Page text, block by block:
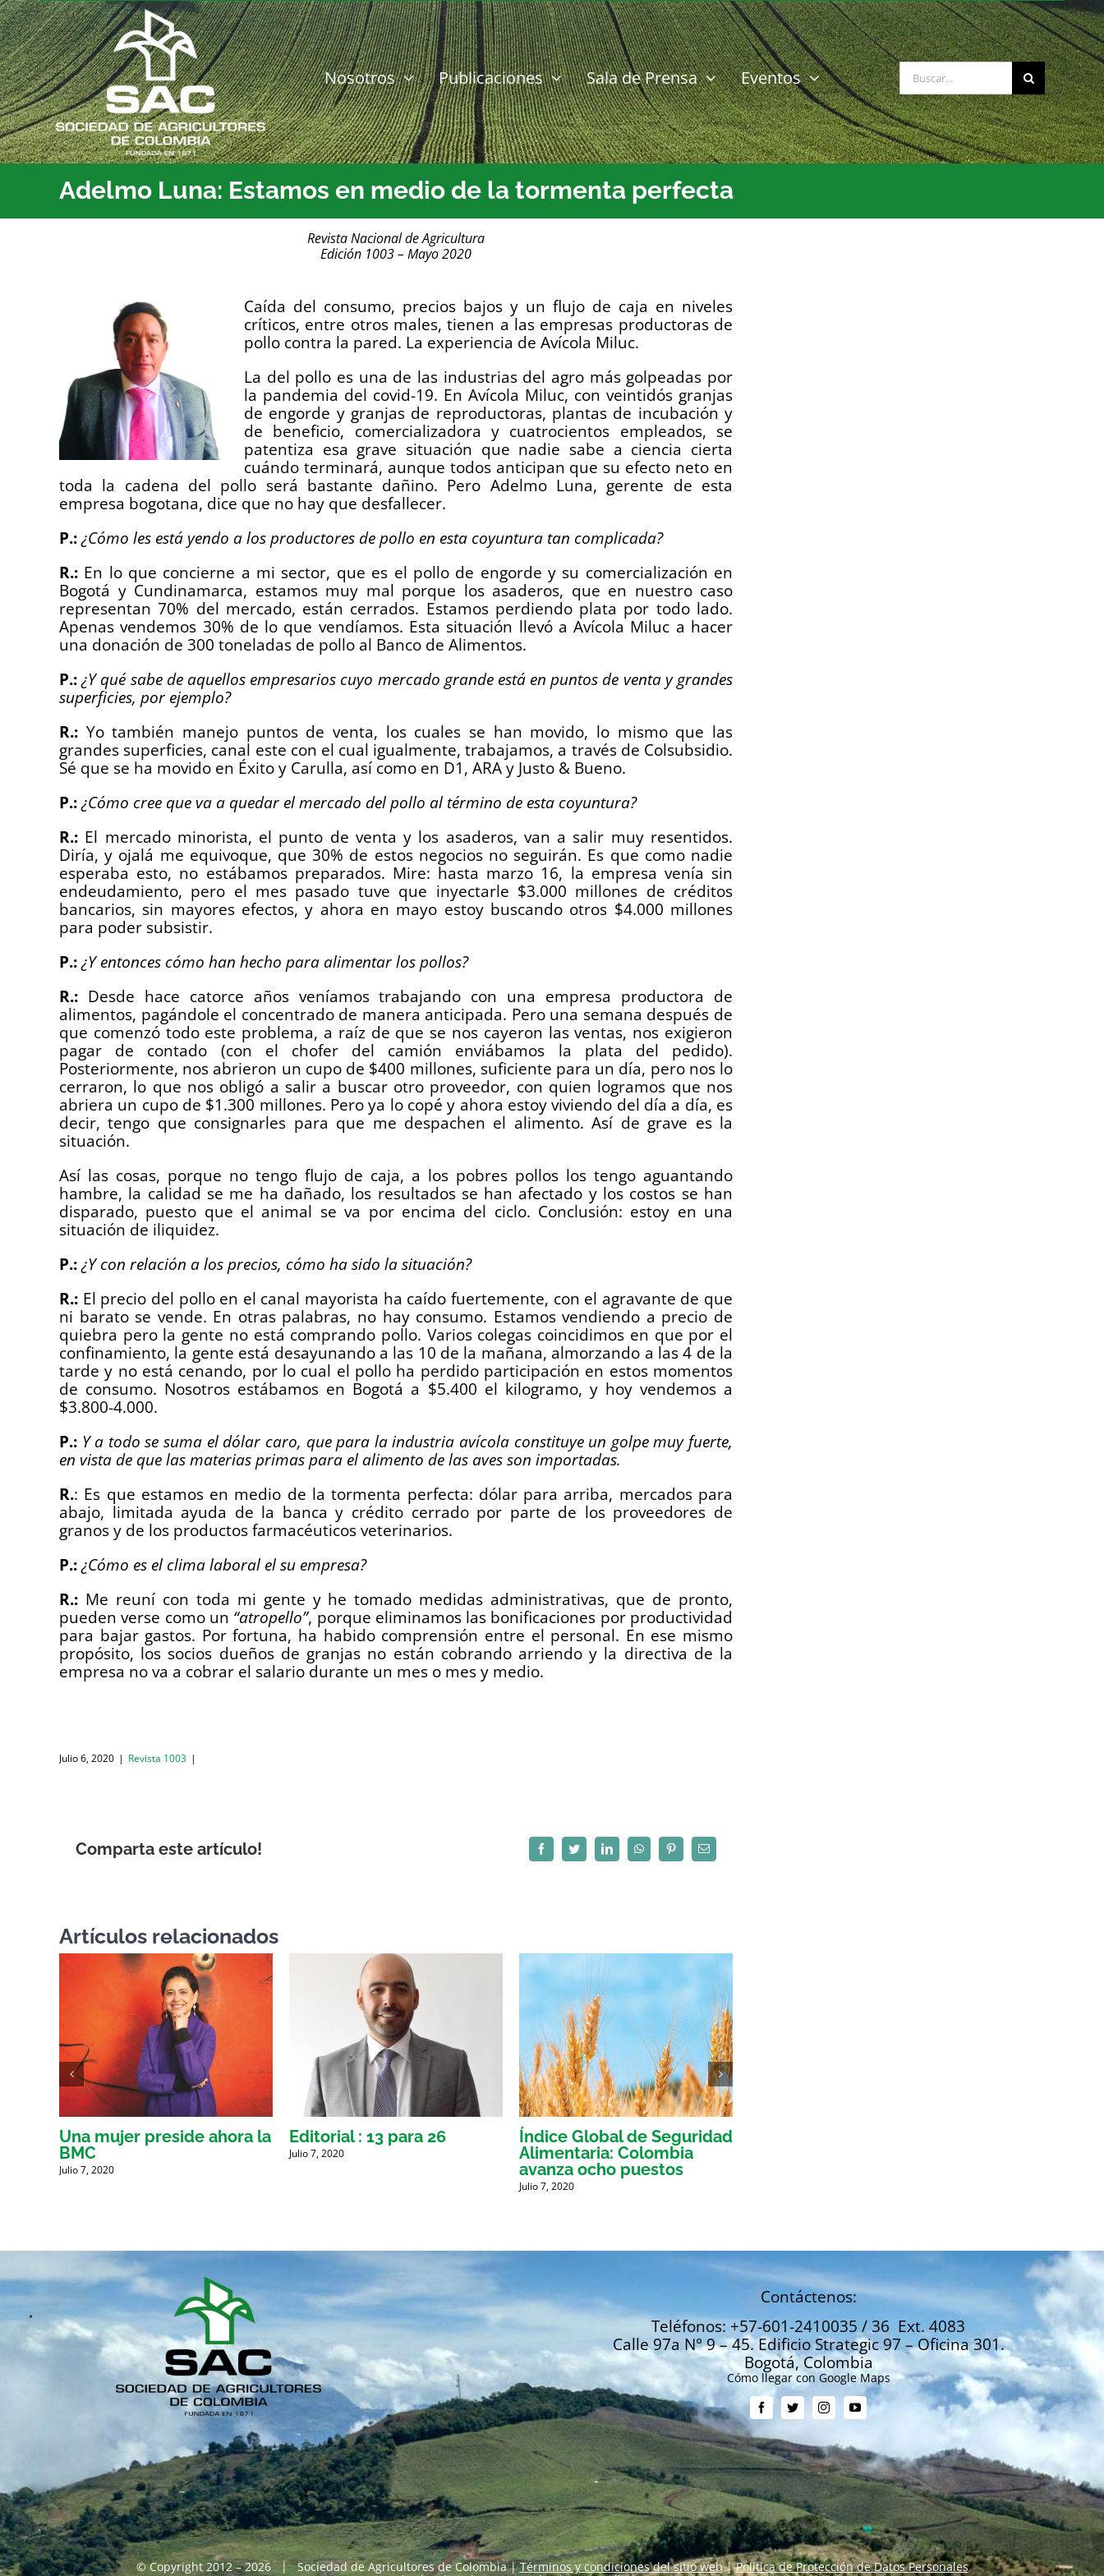
Saltar
al
contenido
Nosotros Publicaciones Sala de Prensa Eventos Buscar:
Adelmo Luna: Estamos en medio de la tormenta perfecta
Revista Nacional de Agricultura
Edición 1003 – Mayo 2020
Caída del consumo, precios bajos y un flujo de caja en niveles
críticos, entre otros males, tienen a las empresas productoras de
pollo contra la pared. La experiencia de Avícola Miluc.
La del pollo es una de las industrias del agro más golpeadas por
la pandemia del covid-19. En Avícola Miluc, con veintidós granjas
de engorde y granjas de reproductoras, plantas de incubación y
de beneficio, comercializadora y cuatrocientos empleados, se
patentiza esa grave situación que nadie sabe a ciencia cierta
cuándo terminará, aunque todos anticipan que su efecto neto en
toda la cadena del pollo será bastante dañino. Pero Adelmo Luna, gerente de esta
empresa bogotana, dice que no hay que desfallecer.
P.: ¿Cómo les está yendo a los productores de pollo en esta coyuntura tan complicada?
R.: En lo que concierne a mi sector, que es el pollo de engorde y su comercialización en
Bogotá y Cundinamarca, estamos muy mal porque los asaderos, que en nuestro caso
representan 70% del mercado, están cerrados. Estamos perdiendo plata por todo lado.
Apenas vendemos 30% de lo que vendíamos. Esta situación llevó a Avícola Miluc a hacer
una donación de 300 toneladas de pollo al Banco de Alimentos.
P.:¿Y qué sabe de aquellos empresarios cuyo mercado grande está en puntos de venta y grandes
superficies, por ejemplo?
R.: Yo también manejo puntos de venta, los cuales se han movido, lo mismo que las
grandes superficies, canal este con el cual igualmente, trabajamos, a través de Colsubsidio.
Sé que se ha movido en Éxito y Carulla, así como en D1, ARA y Justo & Bueno.
P.: ¿Cómo cree que va a quedar el mercado del pollo al término de esta coyuntura?
R.: El mercado minorista, el punto de venta y los asaderos, van a salir muy resentidos.
Diría, y ojalá me equivoque, que 30% de estos negocios no seguirán. Es que como nadie
esperaba esto, no estábamos preparados. Mire: hasta marzo 16, la empresa venía sin
endeudamiento, pero el mes pasado tuve que inyectarle $3.000 millones de créditos
bancarios, sin mayores efectos, y ahora en mayo estoy buscando otros $4.000 millones
para poder subsistir.
P.: ¿Y entonces cómo han hecho para alimentar los pollos?
R.: Desde hace catorce años veníamos trabajando con una empresa productora de
alimentos, pagándole el concentrado de manera anticipada. Pero una semana después de
que comenzó todo este problema, a raíz de que se nos cayeron las ventas, nos exigieron
pagar de contado (con el chofer del camión enviábamos la plata del pedido).
Posteriormente, nos abrieron un cupo de $400 millones, suficiente para un día, pero nos lo
cerraron, lo que nos obligó a salir a buscar otro proveedor, con quien logramos que nos
abriera un cupo de $1.300 millones. Pero ya lo copé y ahora estoy viviendo del día a día, es
decir, tengo que consignarles para que me despachen el alimento. Así de grave es la
situación.
Así las cosas, porque no tengo flujo de caja, a los pobres pollos los tengo aguantando
hambre, la calidad se me ha dañado, los resultados se han afectado y los costos se han
disparado, puesto que el animal se va por encima del ciclo. Conclusión: estoy en una
situación de iliquidez.
P.: ¿Y con relación a los precios, cómo ha sido la situación?
R.: El precio del pollo en el canal mayorista ha caído fuertemente, con el agravante de que
ni barato se vende. En otras palabras, no hay consumo. Estamos vendiendo a precio de
quiebra pero la gente no está comprando pollo. Varios colegas coincidimos en que por el
confinamiento, la gente está desayunando a las 10 de la mañana, almorzando a las 4 de la
tarde y no está cenando, por lo cual el pollo ha perdido participación en estos momentos
de consumo. Nosotros estábamos en Bogotá a $5.400 el kilogramo, y hoy vendemos a
$3.800-4.000.
P.: Y a todo se suma el dólar caro, que para la industria avícola constituye un golpe muy fuerte,
en vista de que las materias primas para el alimento de las aves son importadas.
R.: Es que estamos en medio de la tormenta perfecta: dólar para arriba, mercados para
abajo, limitada ayuda de la banca y crédito cerrado por parte de los proveedores de
granos y de los productos farmacéuticos veterinarios.
P.: ¿Cómo es el clima laboral el su empresa?
R.: Me reuní con toda mi gente y he tomado medidas administrativas, que de pronto,
pueden verse como un “atropello”, porque eliminamos las bonificaciones por productividad
para bajar gastos. Por fortuna, ha habido comprensión entre el personal. En ese mismo
propósito, los socios dueños de granjas no están cobrando arriendo y la directiva de la
empresa no va a cobrar el salario durante un mes o mes y medio.
Julio 6, 2020 | Revista 1003 |
Comparta este artículo! FacebookTwitterLinkedInWhatsAppPinterestCorreo
electrónico
Artículos relacionados
Una mujer preside ahora la
BMC
Julio 7, 2020
Editorial : 13 para 26
Julio 7, 2020
Índice Global de Seguridad
Alimentaria: Colombia
avanza ocho puestos
Julio 7, 2020
Contáctenos:
Teléfonos: +57-601-2410035 / 36 Ext. 4083
Calle 97a N° 9 – 45. Edificio Strategic 97 – Oficina 301.
Bogotá, Colombia
Cómo llegar con Google Maps
© Copyright 2012 – 2026 | Sociedad de Agricultores de Colombia |Términos y condiciones del sitio web|Política de Protección de Datos Personales